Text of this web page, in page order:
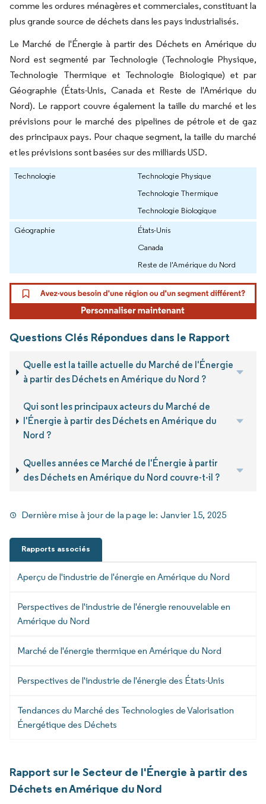
comme les ordures ménagères et commerciales, constituant la
plus grande source de déchets dans les pays industrialisés.
Le Marché de l'Énergie à partir des Déchets en Amérique du
Nord est segmenté par Technologie (Technologie Physique,
Technologie Thermique et Technologie Biologique) et par
Géographie (États-Unis, Canada et Reste de l'Amérique du
Nord). Le rapport couvre également la taille du marché et les
prévisions pour le marché des pipelines de pétrole et de gaz
des principaux pays. Pour chaque segment, la taille du marché
et les prévisions sont basées sur des milliards USD.
Technologie
Technologie Physique
Technologie Thermique
Technologie Biologique
Géographie
États-Unis
Canada
Reste de l'Amérique du Nord
Questions Clés Répondues dans le Rapport
Quelle est la taille actuelle du Marché de l'Énergie
à partir des Déchets en Amérique du Nord ?
Qui sont les principaux acteurs du Marché de
l'Énergie à partir des Déchets en Amérique du
Nord ?
Quelles années ce Marché de l'Énergie à partir
des Déchets en Amérique du Nord couvre-t-il ?
Dernière mise à jour de la page le: Janvier 15, 2025
Rapports associés
Aperçu de l'industrie de l'énergie en Amérique du Nord
Perspectives de l'industrie de l'énergie renouvelable en
Amérique du Nord
Marché de l'énergie thermique en Amérique du Nord
Perspectives de l'industrie de l'énergie des États-Unis
Tendances du Marché des Technologies de Valorisation
Énergétique des Déchets
Rapport sur le Secteur de l'Énergie à partir des
Déchets en Amérique du Nord